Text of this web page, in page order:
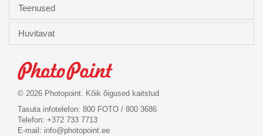
Teenused
Huvitavat
© 2026 Photopoint. Kõik õigused kaitstud
Tasuta infotelefon: 800 FOTO / 800 3686
Telefon: +372 733 7713
E-mail: info@photopoint.ee